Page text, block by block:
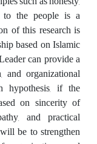
to the people is a
of this research is
based on Islamic
can provide a
and organizational
hypothesis, if the
on sincerity of
and practical
be to strengthen